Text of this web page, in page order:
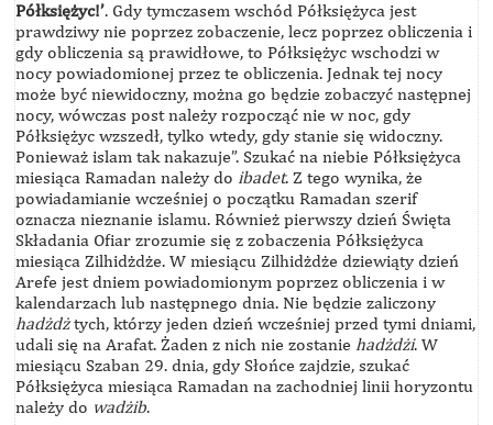
Półksiężyc!’. Gdy tymczasem wschód Półksiężyca jest
prawdziwy nie poprzez zobaczenie, lecz poprzez obliczenia i
gdy obliczenia są prawidłowe, to Półksiężyc wschodzi w
nocy powiadomionej przez te obliczenia. Jednak tej nocy
może być niewidoczny, można go będzie zobaczyć następnej
nocy, wówczas post należy rozpocząć nie w noc, gdy
Półksiężyc wzszedł, tylko wtedy, gdy stanie się widoczny.
Ponieważ islam tak nakazuje”. Szukać na niebie Półksiężyca
miesiąca Ramadan należy do ibadet. Z tego wynika, że
powiadamianie wcześniej o początku Ramadan szerif
oznacza nieznanie islamu. Również pierwszy dzień Święta
Składania Ofiar zrozumie się z zobaczenia Półksiężyca
miesiąca Zilhidżdże. W miesiącu Zilhidżdże dziewiąty dzień
Arefe jest dniem powiadomionym poprzez obliczenia i w
kalendarzach lub następnego dnia. Nie będzie zaliczony
hadżdżtych, którzy jeden dzień wcześniej przed tymi dniami,
udali się na Arafat. Żaden z nich nie zostanie hadżdżi. W
miesiącu Szaban 29. dnia, gdy Słońce zajdzie, szukać
Półksiężyca miesiąca Ramadan na zachodniej linii horyzontu
należy do wadżib.